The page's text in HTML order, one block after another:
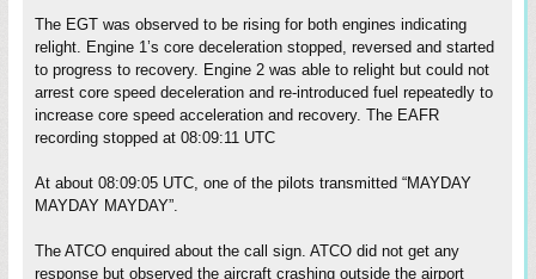
The EGT was observed to be rising for both engines indicating
relight. Engine 1’s core deceleration stopped, reversed and started
to progress to recovery. Engine 2 was able to relight but could not
arrest core speed deceleration and re-introduced fuel repeatedly to
increase core speed acceleration and recovery. The EAFR
recording stopped at 08:09:11 UTC
At about 08:09:05 UTC, one of the pilots transmitted “MAYDAY
MAYDAY MAYDAY”.
The ATCO enquired about the call sign. ATCO did not get any
response but observed the aircraft crashing outside the airport